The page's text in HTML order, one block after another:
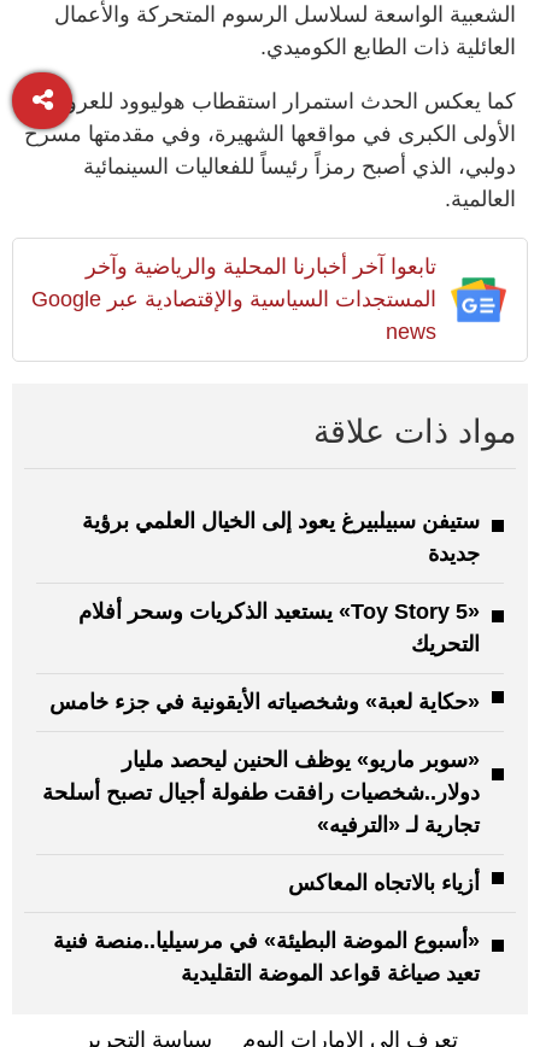
الشعبية الواسعة لسلاسل الرسوم المتحركة والأعمال
العائلية ذات الطابع الكوميدي.
كما يعكس الحدث استمرار استقطاب هوليوود للعروض
الأولى الكبرى في مواقعها الشهيرة، وفي مقدمتها مسرح
دولبي، الذي أصبح رمزاً رئيساً للفعاليات السينمائية
العالمية.
تابعوا آخر أخبارنا المحلية والرياضية وآخر
المستجدات السياسية والإقتصادية عبر Google
news
مواد ذات علاقة
ستيفن سبيلبيرغ يعود إلى الخيال العلمي برؤية
جديدة
«Toy Story 5» يستعيد الذكريات وسحر أفلام
التحريك
«حكاية لعبة» وشخصياته الأيقونية في جزء خامس
«سوبر ماريو» يوظف الحنين ليحصد مليار
دولار..شخصيات رافقت طفولة أجيال تصبح أسلحة
تجارية لـ «الترفيه»
أزياء بالاتجاه المعاكس
«أسبوع الموضة البطيئة» في مرسيليا..منصة فنية
تعيد صياغة قواعد الموضة التقليدية
تعرف إلى الإمارات اليوم سياسة التحرير